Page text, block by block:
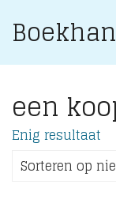
een
Enig resultaat
Sorteren op